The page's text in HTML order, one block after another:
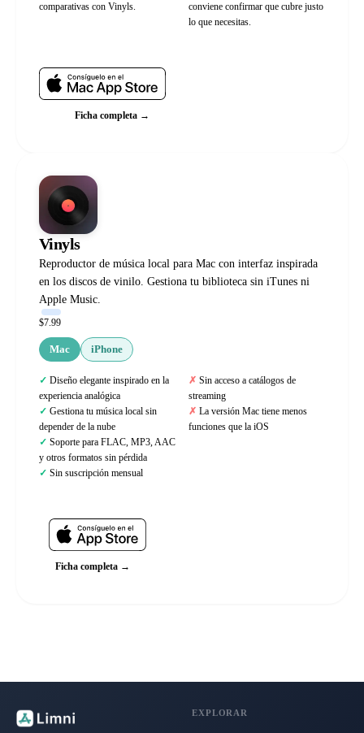
comparativas con Vinyls.
conviene confirmar que cubre justo
lo que necesitas.
Ficha completa →
Vinyls
Reproductor de música local para Mac con interfaz inspirada
en los discos de vinilo. Gestiona tu biblioteca sin iTunes ni
Apple Music.
$7.99
Mac iPhone
Diseño elegante inspirado en la
experiencia analógica
Gestiona tu música local sin
depender de la nube
Soporte para FLAC, MP3, AAC
y otros formatos sin pérdida
Sin suscripción mensual
Sin acceso a catálogos de
streaming
La versión Mac tiene menos
funciones que la iOS
Ficha completa →
EXPLORAR